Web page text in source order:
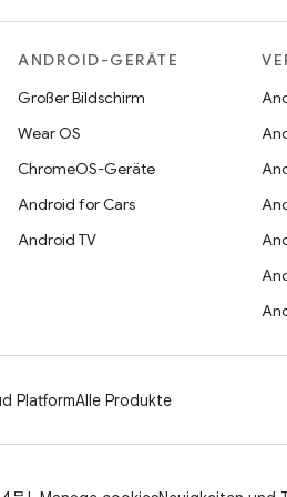
ANDROID-GERÄTE
Großer Bildschirm
Wear OS
ChromeOS-Geräte
Android for Cars
Android TV
PlatformAlle Produkte